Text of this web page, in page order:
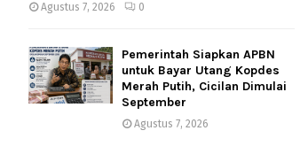
Agustus 7, 2026 0
Pemerintah Siapkan APBN
untuk Bayar Utang Kopdes
Merah Putih, Cicilan Dimulai
September
Agustus 7, 2026